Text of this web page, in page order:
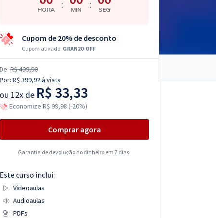
HORA : MIN : SEG
Cupom de 20% de desconto
Cupom ativado: GRAN20-OFF
De: R$ 499,90
Por: R$ 399,92à vista
ou 12x de R$ 33,33
Economize R$ 99,98 (-20%)
Comprar agora
Garantia de devolução do dinheiro em 7 dias.
Este curso inclui:
Videoaulas
Audioaulas
PDFs